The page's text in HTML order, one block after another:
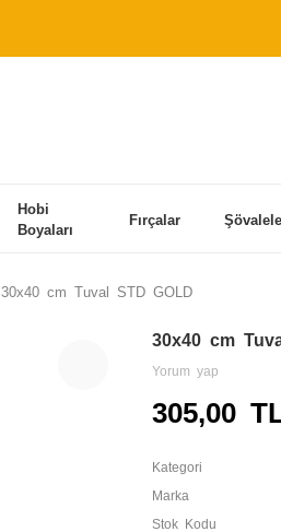
Hobi
Boyaları
Fırçalar
30x40 cm Tuval STD GOLD
30x40 cm
Yorum yap
305,00 TL
Kategori
Marka
Stok Kodu